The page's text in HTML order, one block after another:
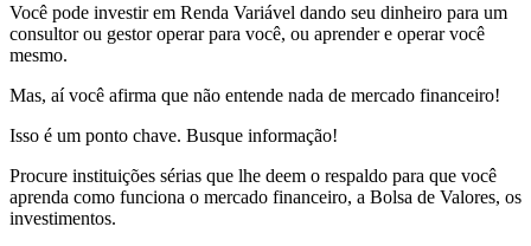
Você pode investir em Renda Variável dando seu dinheiro para um
consultor ou gestor operar para você, ou aprender e operar você
mesmo.
Mas, aí você afirma que não entende nada de mercado financeiro!
Isso é um ponto chave. Busque informação!
Procure instituições sérias que lhe deem o respaldo para que você
aprenda como funciona o mercado financeiro, a Bolsa de Valores, os
investimentos.